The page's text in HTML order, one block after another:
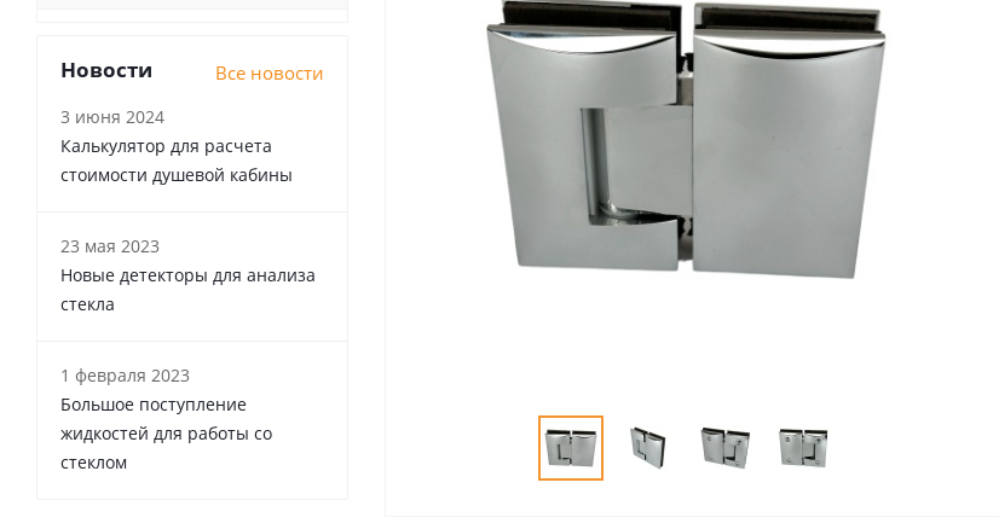
Новости Все новости
3 июня 2024
Калькулятор для расчета
стоимости душевой кабины
23 мая 2023
Новые детекторы для анализа
стекла
1 февраля 2023
Большое поступление
жидкостей для работы со
стеклом